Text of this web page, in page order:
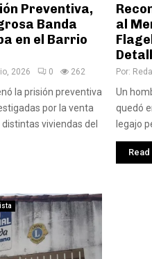
Preventiva,
Banda
en el Barrio
2026 0 262
la prisión preventiva
por la venta
viviendas del
al
Por:
Un
quedó
legajo